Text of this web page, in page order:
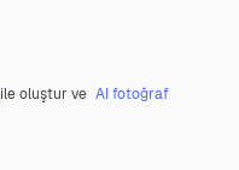
ile oluştur ve AI fotoğraf